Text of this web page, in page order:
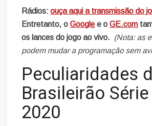
Rádios:ouça aqui a transmissão do
Entretanto, oGoogle e oGE.com
os lances do jogo ao vivo. (Nota: as
podem mudar a programação sem
Peculiaridades
Brasileirão Série
2020